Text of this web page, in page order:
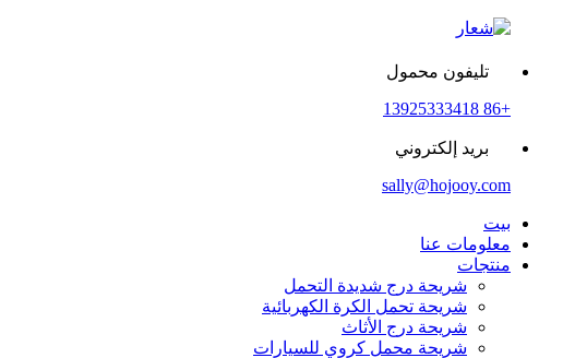
تليفون محمول
+86 13925333418
بريد إلكتروني
sally@hojooy.com
بيت
معلومات عنا
منتجات
شريحة درج شديدة التحمل
شريحة تحمل الكرة الكهربائية
شريحة درج الأثاث
شريحة محمل كروي للسيارات